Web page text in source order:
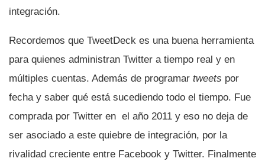
integración.
Recordemos que TweetDeck es una buena herramienta
para quienes administran Twitter a tiempo real y en
múltiples cuentas. Además de programar tweets por
fecha y saber qué está sucediendo todo el tiempo. Fue
comprada por Twitter en el año 2011 y eso no deja de
ser asociado a este quiebre de integración, por la
rivalidad creciente entre Facebook y Twitter. Finalmente